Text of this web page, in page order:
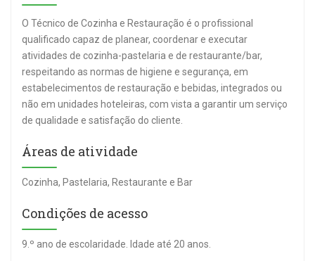
O Técnico de Cozinha e Restauração é o profissional
qualificado capaz de planear, coordenar e executar
atividades de cozinha-pastelaria e de restaurante/bar,
respeitando as normas de higiene e segurança, em
estabelecimentos de restauração e bebidas, integrados ou
não em unidades hoteleiras, com vista a garantir um serviço
de qualidade e satisfação do cliente.
Áreas de atividade
Cozinha, Pastelaria, Restaurante e Bar
Condições de acesso
9.º ano de escolaridade. Idade até 20 anos.